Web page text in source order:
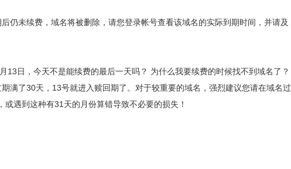
仍未续费，域名将被删除，请您登录帐号查看该域名的实际到期时间，并请及
13日，今天不是能续费的最后一天吗？ 为什么我要续费的时候找不到域名了？
满了30天，13号就进入赎回期了。对于较重要的域名，强烈建议您请在域名过
遇到这种有31天的月份算错导致不必要的损失！